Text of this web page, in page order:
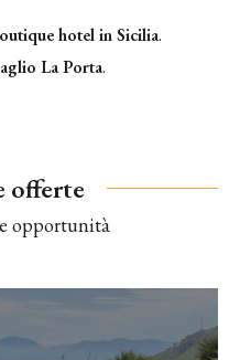
hotel in Sicilia.
La Porta.
offerte
opportunità